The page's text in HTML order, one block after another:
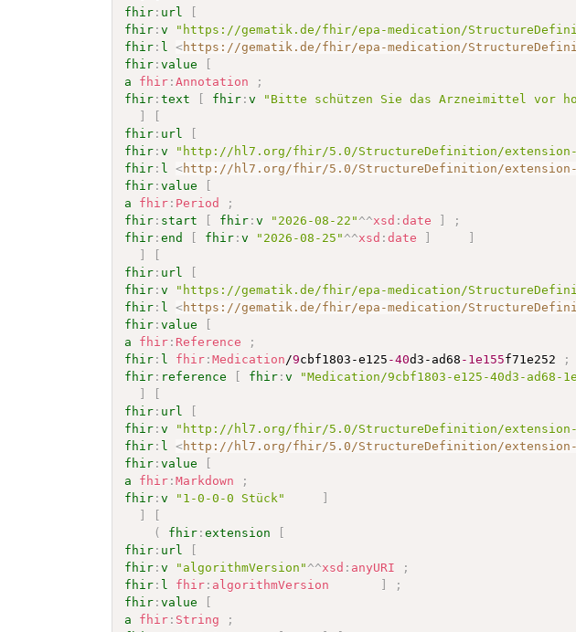
fhir : url
fhir :v "https://gematik.de/fhir/epa-medication/
fhir : l <https://gematik.de/fhir/epa-medication/
fhir :value
a
fhir :Annotation
;
fhir :text fhir :v "Bitte schützen Sie das Arzneimittel vor
fhir : url
fhir :v "http://hl7.org/fhir/5.0/StructureDefinition/extension-
fhir : l <http://hl7.org/fhir/5.0/StructureDefinition/extension-
fhir :value
a
fhir : Period
;
fhir : start fhir :v "2026-08-22" ^^xsd :date
;
fhir :end fhir :v "2026-08-25" ^^xsd :date
fhir : url
fhir :v "https://gematik.de/fhir/epa-medication/
fhir : l <https://gematik.de/fhir/epa-medication/
fhir :value
a
fhir : Reference
;
fhir : l fhir :Medication /9cbf1803-e125 -40d3-ad68 -1e155f71e252
;
fhir : reference fhir :v "Medication/9cbf1803-e125-40d3-ad68-
fhir : url
fhir :v "http://hl7.org/fhir/5.0/StructureDefinition/extension-
fhir : l <http://hl7.org/fhir/5.0/StructureDefinition/extension-
fhir :value
a
fhir :Markdown
;
fhir :v "1-0-0-0 Stück"
(
fhir :extension
fhir : url
fhir :v "algorithmVersion" ^^xsd : anyURI
;
fhir : l fhir : algorithmVersion
;
fhir :value
a
fhir : String
;